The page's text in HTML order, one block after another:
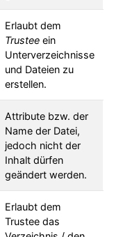
Erlaubt dem
Trustee ein
Unterverzeichnisse
und Dateien zu
erstellen.
Attribute bzw. der
Name der Datei,
jedoch nicht der
Inhalt dürfen
geändert werden.
Erlaubt dem
Trustee das